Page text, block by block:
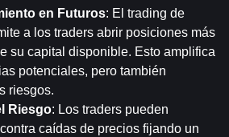
en Futuros: El trading de
a los traders abrir posiciones más
su capital disponible. Esto amplifica
potenciales, pero también
riesgos.
Riesgo: Los traders pueden
caídas de precios fijando un